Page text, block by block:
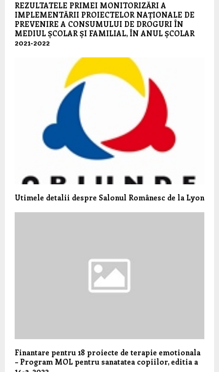
REZULTATELE PRIMEI MONITORIZĂRI A
IMPLEMENTĂRII PROIECTELOR NAȚIONALE DE
PREVENIRE A CONSUMULUI DE DROGURI ÎN
MEDIUL ȘCOLAR ȘI FAMILIAL, ÎN ANUL ȘCOLAR
2021-2022
Utimele detalii despre Salonul Românesc de la Lyon
Finantare pentru 18 proiecte de terapie emotionala
– Program MOL pentru sanatatea copiilor, editia a